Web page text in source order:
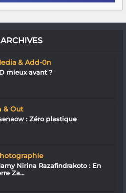
& Add-0n
mieux avant ?
& Out
: Zéro plastique
Nirina Razafindrakoto : En
Za...